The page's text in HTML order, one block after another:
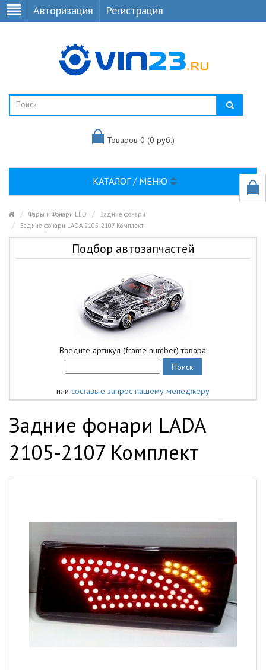
Авторизация Регистрация
Товаров 0 (0 руб.)
КАТАЛОГ / МЕНЮ
Фары и Фонари LED
Задние фонари
Задние фонари LADA 2105-2107 Комплект
Подбор автозапчастей
Введите артикул (frame number) товара:
или составьте запрос нашему менеджеру
Задние фонари LADA
2105-2107 Комплект